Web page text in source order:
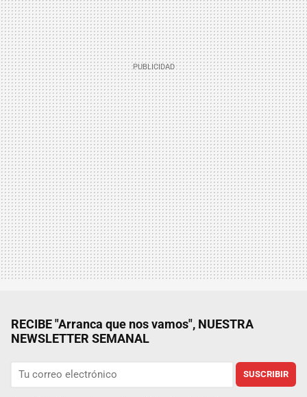
RECIBE "Arranca que nos vamos", NUESTRA
NEWSLETTER SEMANAL
SUSCRIBIR